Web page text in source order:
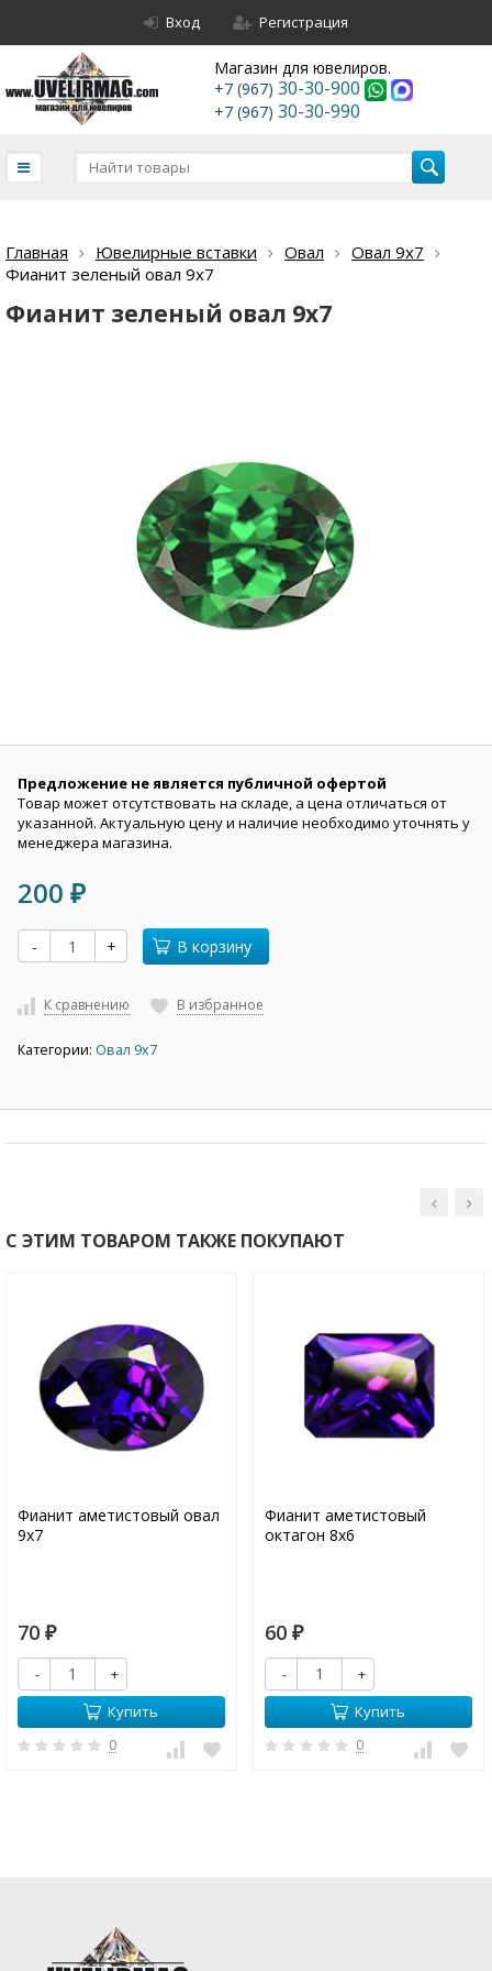
Вход Регистрация
Магазин для ювелиров.
+7 (967) 30-30-900
+7 (967) 30-30-990
Главная Ювелирные вставки Овал
Овал 9х7
Фианит зеленый овал 9х7
Фианит зеленый овал 9х7
Предложение не является публичной офертой
Товар может отсутствовать на складе, а цена отличаться от
указанной. Актуальную цену и наличие необходимо уточнять у
менеджера магазина.
200 ₽
- + В корзину
К сравнению В избранное
Категории: Овал 9х7
С ЭТИМ ТОВАРОМ ТАКЖЕ ПОКУПАЮТ
Фианит аметистовый овал
9х7
70 ₽
-
+
Купить
0
Фианит аметистовый
октагон 8х6
60 ₽
-
+
Купить
0